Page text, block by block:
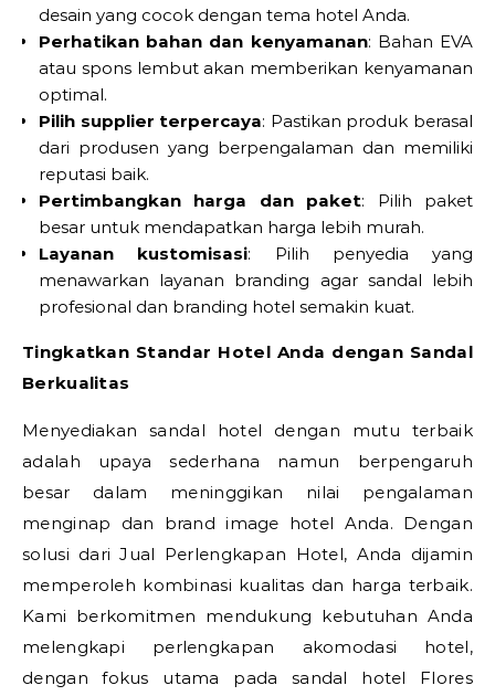
desain yang cocok dengan tema hotel Anda.
Perhatikan bahan dan kenyamanan: Bahan EVA
atau spons lembut akan memberikan kenyamanan
optimal.
Pilih supplier terpercaya: Pastikan produk berasal
dari produsen yang berpengalaman dan memiliki
reputasi baik.
Pertimbangkan harga dan paket: Pilih paket
besar untuk mendapatkan harga lebih murah.
Layanan kustomisasi: Pilih penyedia yang
menawarkan layanan branding agar sandal lebih
profesional dan branding hotel semakin kuat.
Tingkatkan Standar Hotel Anda dengan Sandal
Berkualitas
Menyediakan sandal hotel dengan mutu terbaik
adalah upaya sederhana namun berpengaruh
besar dalam meninggikan nilai pengalaman
menginap dan brand image hotel Anda. Dengan
solusi dari Jual Perlengkapan Hotel, Anda dijamin
memperoleh kombinasi kualitas dan harga terbaik.
Kami berkomitmen mendukung kebutuhan Anda
melengkapi perlengkapan akomodasi hotel,
dengan fokus utama pada sandal hotel Flores